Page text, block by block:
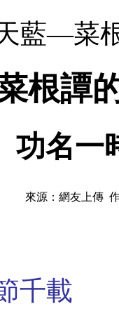
藍—菜
根譚
功名一
來源：網友上傳
千載